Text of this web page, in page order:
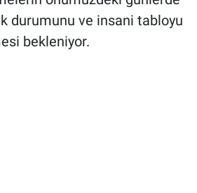
durumunu ve insani tabloyu
bekleniyor.